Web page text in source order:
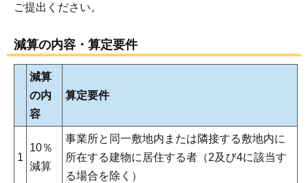
ご提出ください。
減算の内容・算定要件
減算
の内
容
算定要件
1
10％
減算
事業所と同一敷地内または隣接する敷地内に
所在する建物に居住する者（2及び4に該当す
る場合を除く）